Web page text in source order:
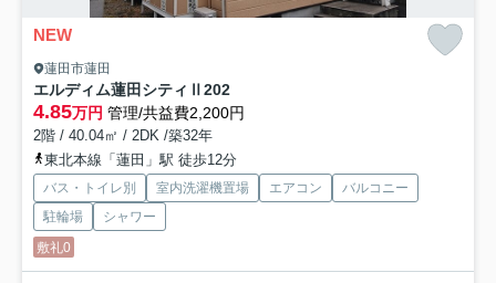
NEW
蓮田市蓮田
エルディム蓮田シティⅡ 202
4.85万円 管理/共益費2,200円
2階 / 40.04㎡ / 2DK /築32年
東北本線「蓮田」駅 徒歩12分
バス・トイレ別 室内洗濯機置場 エアコン
バルコニー
駐輪場
シャワー
敷礼0